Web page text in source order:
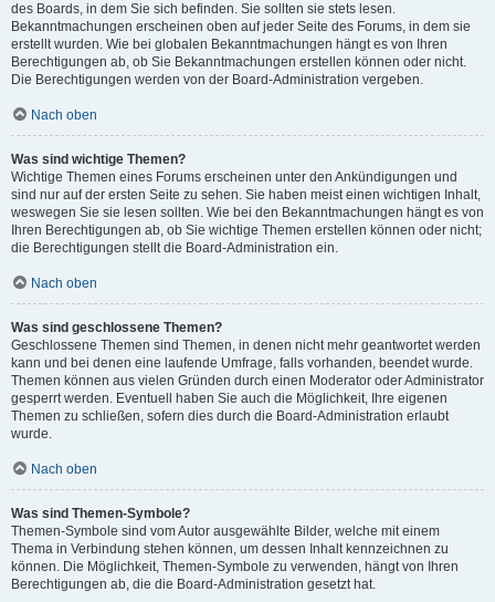
des Boards, in dem Sie sich befinden. Sie sollten sie stets lesen.
Bekanntmachungen erscheinen oben auf jeder Seite des Forums, in dem sie
erstellt wurden. Wie bei globalen Bekanntmachungen hängt es von Ihren
Berechtigungen ab, ob Sie Bekanntmachungen erstellen können oder nicht.
Die Berechtigungen werden von der Board-Administration vergeben.
Nach oben
Was sind wichtige Themen?
Wichtige Themen eines Forums erscheinen unter den Ankündigungen und
sind nur auf der ersten Seite zu sehen. Sie haben meist einen wichtigen Inhalt,
weswegen Sie sie lesen sollten. Wie bei den Bekanntmachungen hängt es von
Ihren Berechtigungen ab, ob Sie wichtige Themen erstellen können oder nicht;
die Berechtigungen stellt die Board-Administration ein.
Nach oben
Was sind geschlossene Themen?
Geschlossene Themen sind Themen, in denen nicht mehr geantwortet werden
kann und bei denen eine laufende Umfrage, falls vorhanden, beendet wurde.
Themen können aus vielen Gründen durch einen Moderator oder Administrator
gesperrt werden. Eventuell haben Sie auch die Möglichkeit, Ihre eigenen
Themen zu schließen, sofern dies durch die Board-Administration erlaubt
wurde.
Nach oben
Was sind Themen-Symbole?
Themen-Symbole sind vom Autor ausgewählte Bilder, welche mit einem
Thema in Verbindung stehen können, um dessen Inhalt kennzeichnen zu
können. Die Möglichkeit, Themen-Symbole zu verwenden, hängt von Ihren
Berechtigungen ab, die die Board-Administration gesetzt hat.